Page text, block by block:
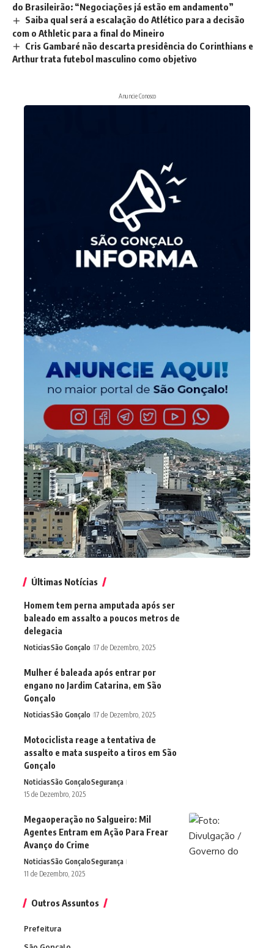
do Brasileirão: “Negociações já estão em andamento”
Saiba qual será a escalação do Atlético para a decisão
com o Athletic para a final do Mineiro
Cris Gambaré não descarta presidência do Corinthians e
Arthur trata futebol masculino como objetivo
Anuncie Conosco
Últimas Notícias
Homem tem perna amputada após ser
baleado em assalto a poucos metros de
delegacia
NoticiasSão Gonçalo 17 de Dezembro, 2025
Mulher é baleada após entrar por
engano no Jardim Catarina, em São
Gonçalo
NoticiasSão Gonçalo 17 de Dezembro, 2025
Motociclista reage a tentativa de
assalto e mata suspeito a tiros em São
Gonçalo
NoticiasSão GonçaloSegurança
15 de Dezembro, 2025
Megaoperação no Salgueiro: Mil
Agentes Entram em Ação Para Frear
Avanço do Crime
NoticiasSão GonçaloSegurança
11 de Dezembro, 2025
Outros Assuntos
Prefeitura